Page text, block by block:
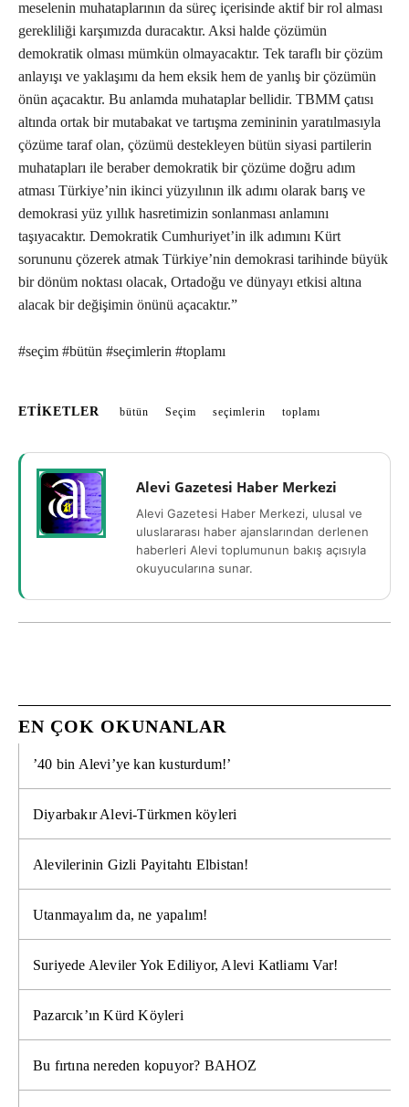
meselenin muhataplarının da süreç içerisinde aktif bir rol alması
gerekliliği karşımızda duracaktır. Aksi halde çözümün
demokratik olması mümkün olmayacaktır. Tek taraflı bir çözüm
anlayışı ve yaklaşımı da hem eksik hem de yanlış bir çözümün
önün açacaktır. Bu anlamda muhataplar bellidir. TBMM çatısı
altında ortak bir mutabakat ve tartışma zemininin yaratılmasıyla
çözüme taraf olan, çözümü destekleyen bütün siyasi partilerin
muhatapları ile beraber demokratik bir çözüme doğru adım
atması Türkiye’nin ikinci yüzyılının ilk adımı olarak barış ve
demokrasi yüz yıllık hasretimizin sonlanması anlamını
taşıyacaktır. Demokratik Cumhuriyet’in ilk adımını Kürt
sorununu çözerek atmak Türkiye’nin demokrasi tarihinde büyük
bir dönüm noktası olacak, Ortadoğu ve dünyayı etkisi altına
alacak bir değişimin önünü açacaktır.”
#seçim #bütün #seçimlerin #toplamı
ETIKETLER bütün Seçim seçimlerin toplamı
Alevi Gazetesi Haber Merkezi
Alevi Gazetesi Haber Merkezi, ulusal ve
uluslararası haber ajanslarından derlenen
haberleri Alevi toplumunun bakış açısıyla
okuyucularına sunar.
EN ÇOK OKUNANLAR
’40 bin Alevi’ye kan kusturdum!’
Diyarbakır Alevi-Türkmen köyleri
Alevilerinin Gizli Payitahtı Elbistan!
Utanmayalım da, ne yapalım!
Suriyede Aleviler Yok Ediliyor, Alevi Katliamı Var!
Pazarcık’ın Kürd Köyleri
Bu fırtına nereden kopuyor? BAHOZ